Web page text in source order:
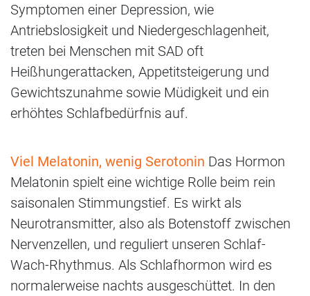
Symptomen einer Depression, wie
Antriebslosigkeit und Niedergeschlagenheit,
treten bei Menschen mit SAD oft
Heißhungerattacken, Appetitsteigerung und
Gewichtszunahme sowie Müdigkeit und ein
erhöhtes Schlafbedürfnis auf.
Viel Melatonin, wenig Serotonin Das Hormon
Melatonin spielt eine wichtige Rolle beim rein
saisonalen Stimmungstief. Es wirkt als
Neurotransmitter, also als Botenstoff zwischen
Nervenzellen, und reguliert unseren Schlaf-
Wach-Rhythmus. Als Schlafhormon wird es
normalerweise nachts ausgeschüttet. In den